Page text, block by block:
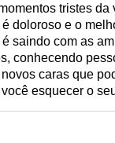
tristes da
doloroso e o
saindo com as
conhecendo
caras que
esquecer o